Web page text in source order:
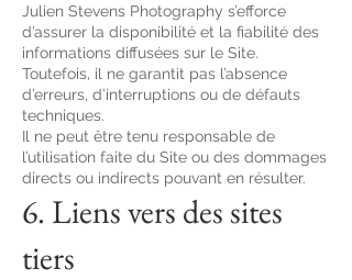
Julien Stevens Photography s’efforce
d’assurer la disponibilité et la fiabilité des
informations diffusées sur le Site.
Toutefois, il ne garantit pas l’absence
d’erreurs, d’interruptions ou de défauts
techniques.
Il ne peut être tenu responsable de
l’utilisation faite du Site ou des dommages
directs ou indirects pouvant en résulter.
6. Liens vers des sites
tiers